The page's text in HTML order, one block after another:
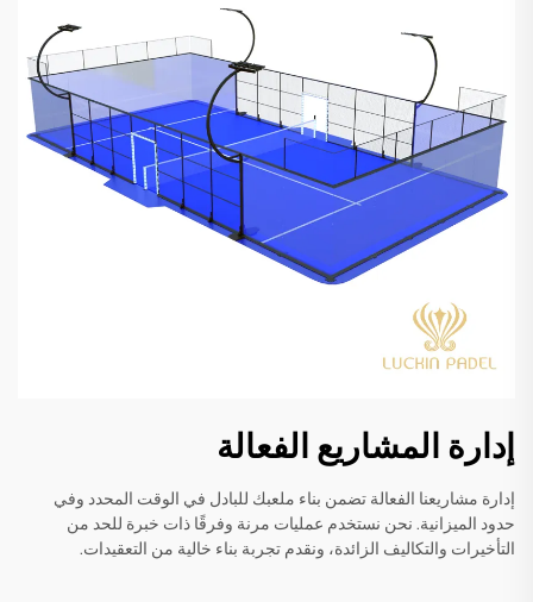
إدارة المشاريع الفعالة
إدارة مشاريعنا الفعالة تضمن بناء ملعبك للبادل في الوقت المحدد وفي
حدود الميزانية. نحن نستخدم عمليات مرنة وفرقًا ذات خبرة للحد من
التأخيرات والتكاليف الزائدة، ونقدم تجربة بناء خالية من التعقيدات.